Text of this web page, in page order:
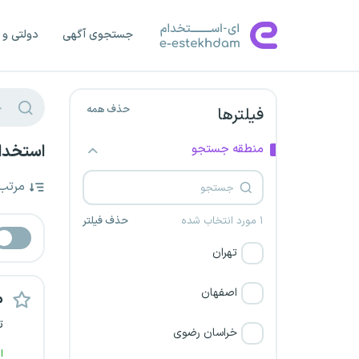
جستجوی آگهی دولتی
فیلترها حذف همه
منطقه جستجو
۱ مورد انتخاب شده حذف فیلتر
تهران
اصفهان
خراسان رضوی